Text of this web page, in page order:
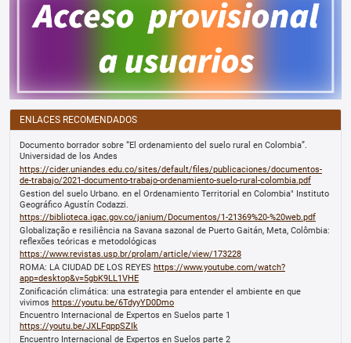
ENLACES RECOMENDADOS
Documento borrador sobre “El ordenamiento del suelo rural en Colombia”.
Universidad de los Andes
https://cider.uniandes.edu.co/sites/default/files/publicaciones/documentos-
de-trabajo/2021-documento-trabajo-ordenamiento-suelo-rural-colombia.pdf
Gestion del suelo Urbano. en el Ordenamiento Territorial en Colombia" Instituto
Geográfico Agustín Codazzi.
https://biblioteca.igac.gov.co/janium/Documentos/1-21369%20-%20web.pdf
Globalização e resiliência na Savana sazonal de Puerto Gaitán, Meta, Colômbia:
reflexões teóricas e metodológicas
https://www.revistas.usp.br/prolam/article/view/173228
ROMA: LA CIUDAD DE LOS REYES https://www.youtube.com/watch?
app=desktop&v=5gbK9LL1VHE
Zonificación climática: una estrategia para entender el ambiente en que
vivimos https://youtu.be/6TdyyYD0Dmo
Encuentro Internacional de Expertos en Suelos parte 1
https://youtu.be/JXLFqppSZIk
Encuentro Internacional de Expertos en Suelos parte 2